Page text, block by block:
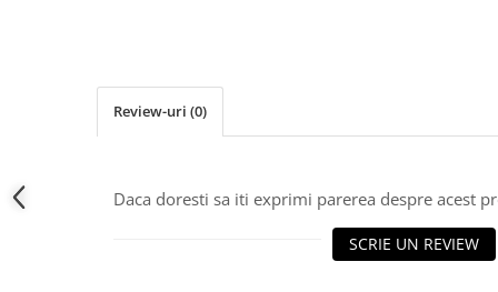
Review-uri (0)
Daca doresti sa iti exprimi parerea despre acest
SCRIE UN REVIEW